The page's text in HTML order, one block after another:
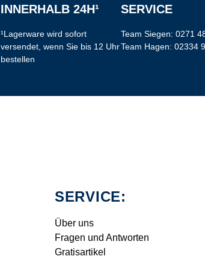
INNERHALB 24H¹
¹Lagerware wird sofort
versendet, wenn Sie bis 12 Uhr
bestellen
SERVICE
Team Siegen: 0271
Team Hagen: 02334
SERVICE:
Über uns
Fragen und Antworten
Gratisartikel